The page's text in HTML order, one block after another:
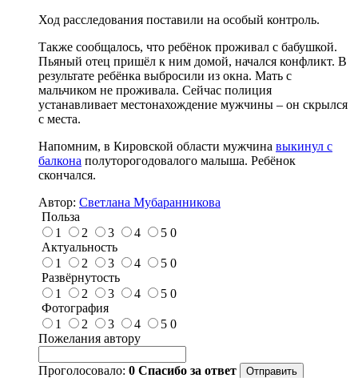
Ход расследования поставили на особый контроль.
Также сообщалось, что ребёнок проживал с бабушкой.
Пьяный отец пришёл к ним домой, начался конфликт. В
результате ребёнка выбросили из окна. Мать с
мальчиком не проживала. Сейчас полиция
устанавливает местонахождение мужчины – он скрылся
с места.
Напомним, в Кировской области мужчина выкинул с
балкона полуторогодовалого малыша. Ребёнок
скончался.
Автор: Светлана Мубаранникова
Польза
1
2 3 4 5 0
Актуальность
1
2 3 4 5 0
Развёрнутость
1
2 3 4 5 0
Фотография
1
2 3 4 5 0
Пожелания автору
Проголосовало: 0 Спасибо за ответ